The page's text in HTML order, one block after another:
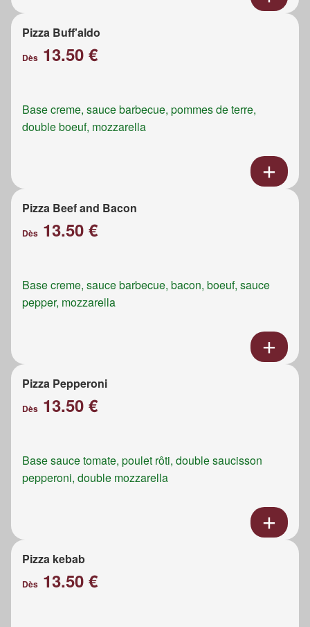
Pizza Buff'aldo
Dès 13.50 €
Base creme, sauce barbecue, pommes de terre,
double boeuf, mozzarella
Pizza Beef and Bacon
Dès 13.50 €
Base creme, sauce barbecue, bacon, boeuf, sauce
pepper, mozzarella
Pizza Pepperoni
Dès 13.50 €
Base sauce tomate, poulet rôti, double saucisson
pepperoni, double mozzarella
Pizza kebab
Dès 13.50 €